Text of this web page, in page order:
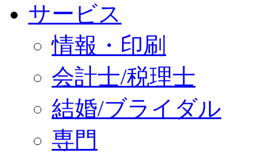
サービス
情報・印刷
会計士/税理士
結婚/ブライダル
専門